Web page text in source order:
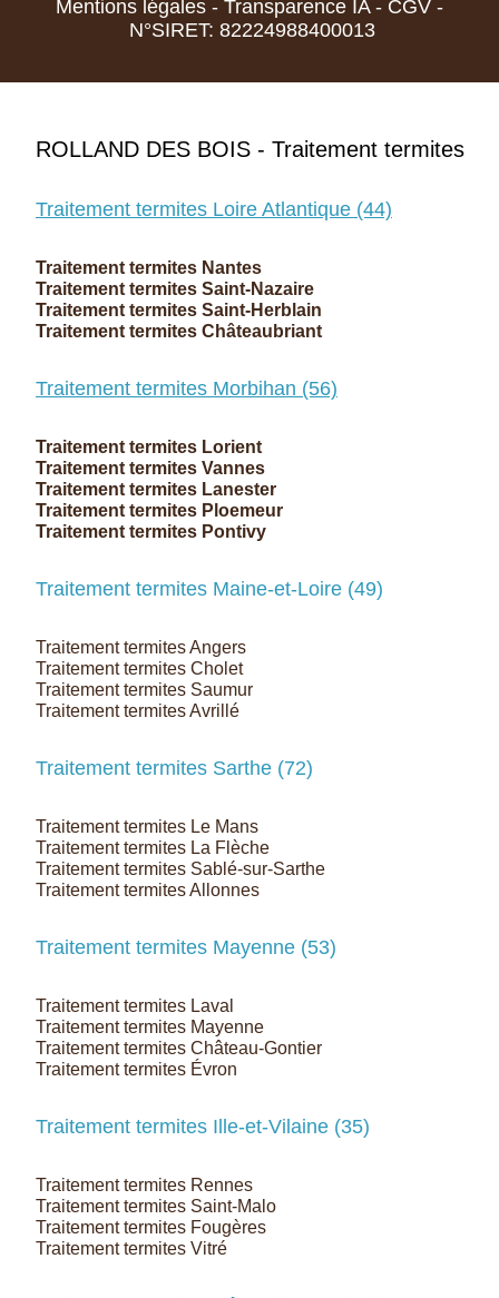
Mentions légales - Transparence IA- CGV -
N°SIRET: 82224988400013
ROLLAND DES BOIS - Traitement termites
Traitement termites Loire Atlantique (44)
Traitement termites Nantes
Traitement termites Saint-Nazaire
Traitement termites Saint-Herblain
Traitement termites Châteaubriant
Traitement termites Morbihan (56)
Traitement termites Lorient
Traitement termites Vannes
Traitement termites Lanester
Traitement termites Ploemeur
Traitement termites Pontivy
Traitement termites Maine-et-Loire (49)
Traitement termites Angers
Traitement termites Cholet
Traitement termites Saumur
Traitement termites Avrillé
Traitement termites Sarthe (72)
Traitement termites Le Mans
Traitement termites La Flèche
Traitement termites Sablé-sur-Sarthe
Traitement termites Allonnes
Traitement termites Mayenne (53)
Traitement termites Laval
Traitement termites Mayenne
Traitement termites Château-Gontier
Traitement termites Évron
Traitement termites Ille-et-Vilaine (35)
Traitement termites Rennes
Traitement termites Saint-Malo
Traitement termites Fougères
Traitement termites Vitré